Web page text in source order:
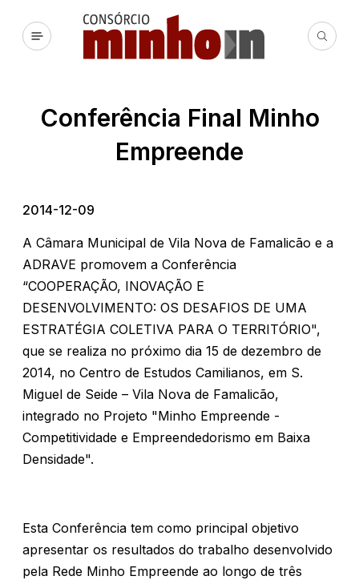
Conferência Final Minho
Empreende
2014-12-09
A Câmara Municipal de Vila Nova de Famalicão e a
ADRAVE promovem a Conferência
“COOPERAÇÃO, INOVAÇÃO E
DESENVOLVIMENTO: OS DESAFIOS DE UMA
ESTRATÉGIA COLETIVA PARA O TERRITÓRIO",
que se realiza no próximo dia 15 de dezembro de
2014, no Centro de Estudos Camilianos, em S.
Miguel de Seide – Vila Nova de Famalicão,
integrado no Projeto "Minho Empreende -
Competitividade e Empreendedorismo em Baixa
Densidade".
Esta Conferência tem como principal objetivo
apresentar os resultados do trabalho desenvolvido
pela Rede Minho Empreende ao longo de três